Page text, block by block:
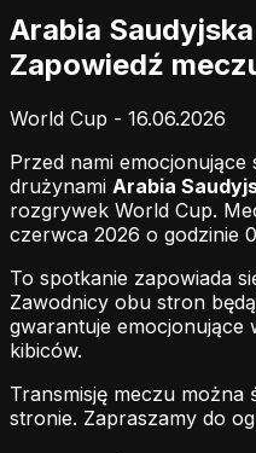
Arabia
Zapowiedź
World Cup - 16.06.2026
Przed nami emocjonujące
drużynami Arabia
rozgrywek World Cup.
czerwca 2026 o godzinie
To spotkanie zapowiada
Zawodnicy obu stron
gwarantuje emocjonujące
kibiców.
Transmisję meczu można
stronie. Zapraszamy do